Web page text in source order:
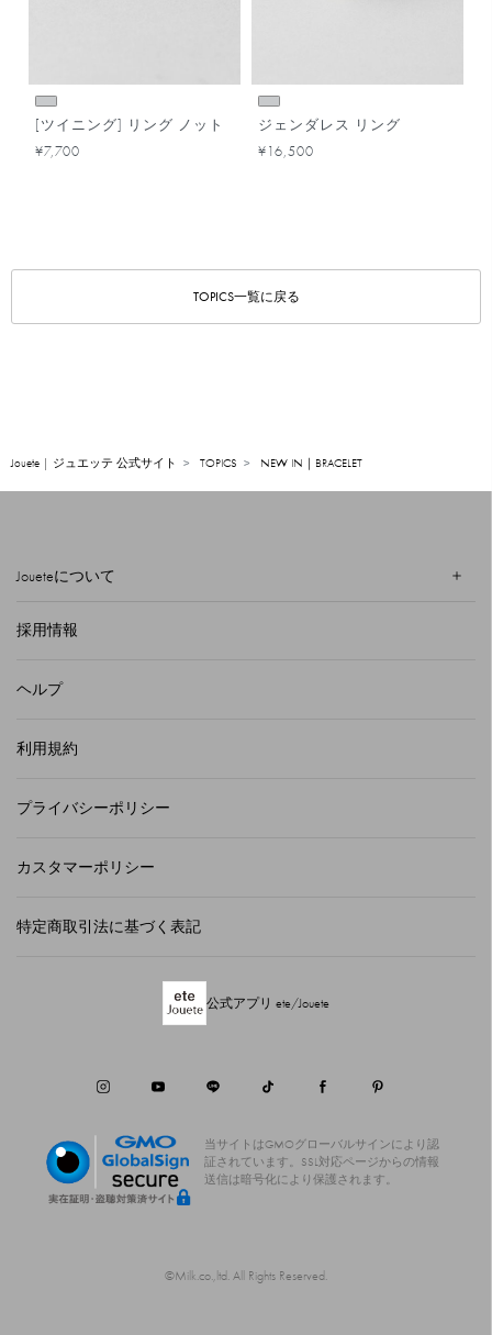
[ツイニング] リング ノット
¥7,700
ジェンダレス リング
¥16,500
TOPICS一覧に戻る
Jouete | ジュエッテ 公式サイト TOPICS NEW IN｜BRACELET
Joueteについて
採用情報
ヘルプ
利用規約
プライバシーポリシー
カスタマーポリシー
特定商取引法に基づく表記
公式アプリ ete/Jouete
当サイトはGMOグローバルサインにより認
証されています。
SSL対応ページからの情報
送信は暗号化により保護されます。
©Milk.co.,ltd. All Rights Reserved.